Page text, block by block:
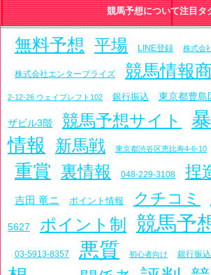
競馬予想について注目タ
無料予想 平場 LINE登録 株式会
株式会社エンタープライズ 競馬情報
2-12-26 ウェイブレフト102 銀行振込 東京都豊島
ザビル3階 競馬予想サイト
情報
新馬戦 東京都渋谷区恵比寿4-6-10
重賞 裏情報 048-229-3108 捏
吉田 竜ニ ポイント情報 クチコミ
5627 ポイント制 競馬予
03-5913-8357 悪質 初心者向け 銀行振